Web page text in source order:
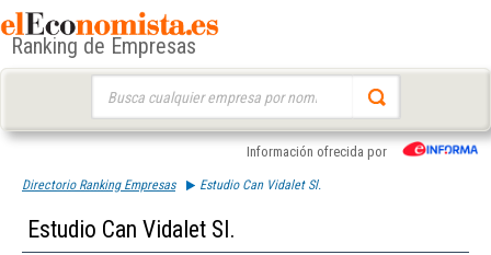
Ranking de Empresas
Información ofrecida por
Directorio Ranking Empresas Estudio Can Vidalet Sl.
Estudio Can Vidalet Sl.